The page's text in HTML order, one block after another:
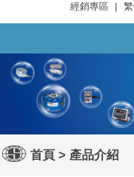
經銷專區 |
首頁 > 產品介紹